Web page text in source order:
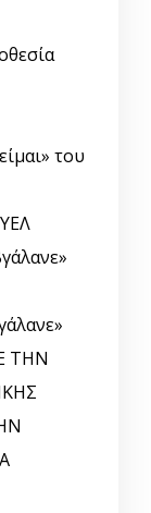
του
ΤΗΝ